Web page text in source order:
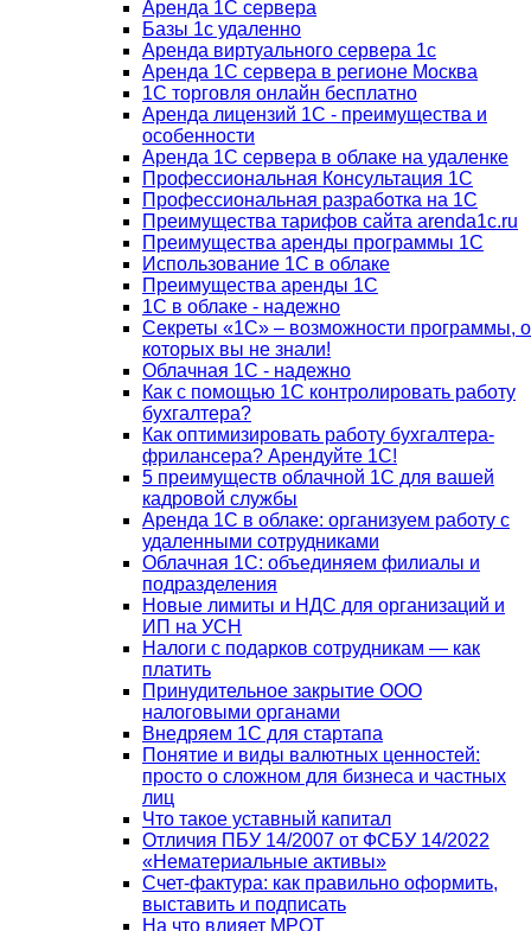
Аренда 1С сервера
Базы 1с удаленно
Аренда виртуального сервера 1с
Аренда 1С сервера в регионе Москва
1С торговля онлайн бесплатно
Аренда лицензий 1С - преимущества и
особенности
Аренда 1С сервера в облаке на удаленке
Профессиональная Консультация 1С
Профессиональная разработка на 1С
Преимущества тарифов сайта arenda1c.ru
Преимущества аренды программы 1С
Использование 1С в облаке
Преимущества аренды 1С
1С в облаке - надежно
Секреты «1С» – возможности программы, о
которых вы не знали!
Облачная 1С - надежно
Как с помощью 1С контролировать работу
бухгалтера?
Как оптимизировать работу бухгалтера-
фрилансера? Арендуйте 1С!
5 преимуществ облачной 1С для вашей
кадровой службы
Аренда 1С в облаке: организуем работу с
удаленными сотрудниками
Облачная 1С: объединяем филиалы и
подразделения
Новые лимиты и НДС для организаций и
ИП на УСН
Налоги с подарков сотрудникам — как
платить
Принудительное закрытие ООО
налоговыми органами
Внедряем 1С для стартапа
Понятие и виды валютных ценностей:
просто о сложном для бизнеса и частных
лиц
Что такое уставный капитал
Отличия ПБУ 14/2007 от ФСБУ 14/2022
«Нематериальные активы»
Счет-фактура: как правильно оформить,
выставить и подписать
На что влияет МРОТ